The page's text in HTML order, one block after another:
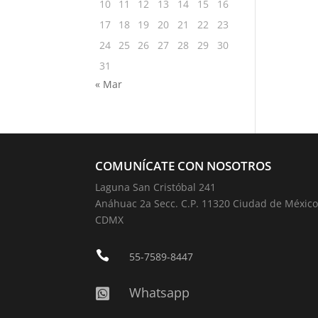
10 11 12 13 14 15
16
17
18 19 20 21 22
23
24 25 26 27 28 29
30
31
« Mar
COMUNÍCATE CON NOSOTROS
Laguna San Cristóbal 241
Anáhuac 2a Secc. C.P. 11320 Ciudad de
CDMX
 55-7589-8447
 Whatsapp